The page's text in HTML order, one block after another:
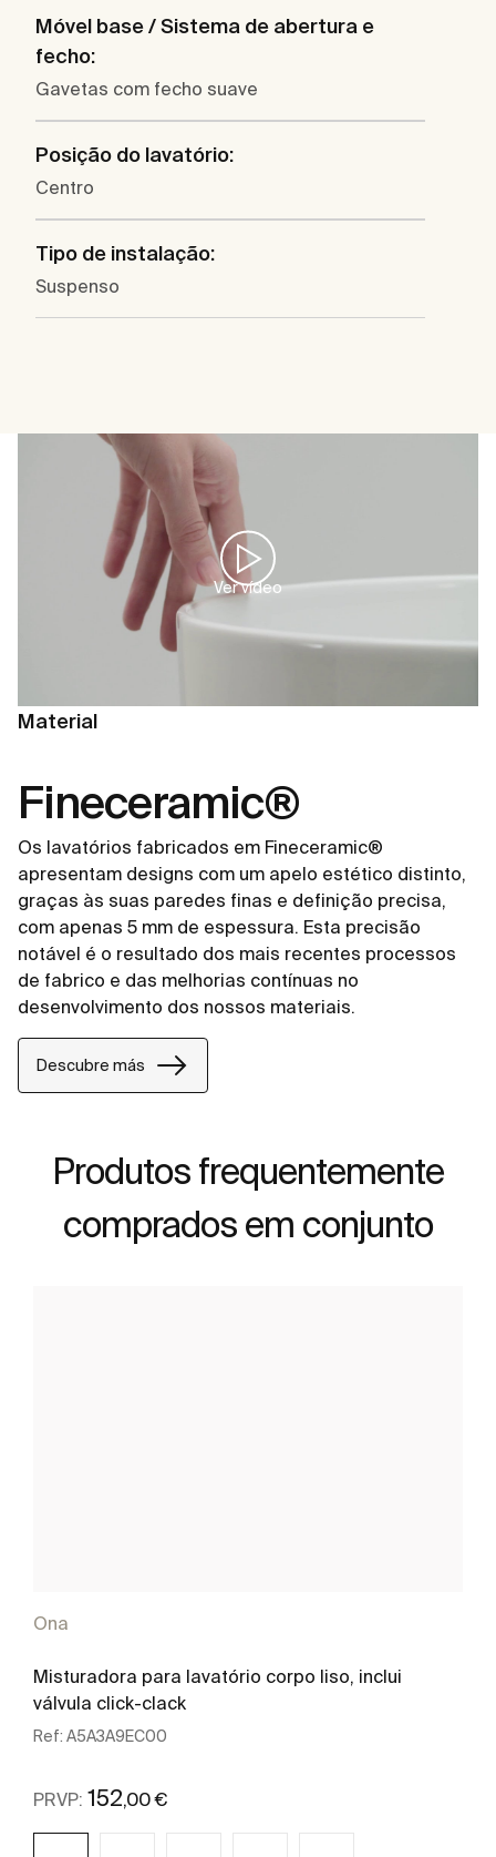
Móvel base / Sistema de abertura e
fecho:
Gavetas com fecho suave
Posição do lavatório:
Centro
Tipo de instalação:
Suspenso
Ver vídeo
Material
Fineceramic®
Os lavatórios fabricados em Fineceramic®
apresentam designs com um apelo estético distinto,
graças às suas paredes finas e definição precisa,
com apenas 5 mm de espessura. Esta precisão
notável é o resultado dos mais recentes processos
de fabrico e das melhorias contínuas no
desenvolvimento dos nossos materiais.
Descubre más
Produtos frequentemente
comprados em conjunto
Ona
Misturadora para lavatório corpo liso, inclui
válvula click-clack
Ref: A5A3A9EC00
PRVP: 152,00 €